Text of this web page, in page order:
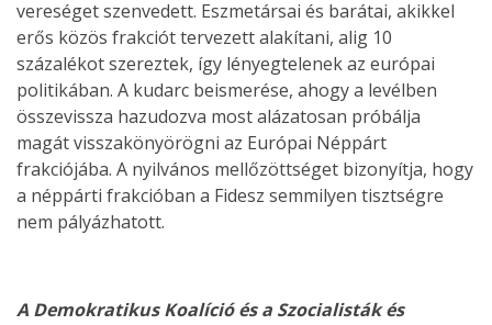
vereséget szenvedett. Eszmetársai és barátai, akikkel
erős közös frakciót tervezett alakítani, alig 10
százalékot szereztek, így lényegtelenek az európai
politikában. A kudarc beismerése, ahogy a levélben
összevissza hazudozva most alázatosan próbálja
magát visszakönyörögni az Európai Néppárt
frakciójába. A nyilvános mellőzöttséget bizonyítja, hogy
a néppárti frakcióban a Fidesz semmilyen tisztségre
nem pályázhatott.
A Demokratikus Koalíció és a Szocialisták és